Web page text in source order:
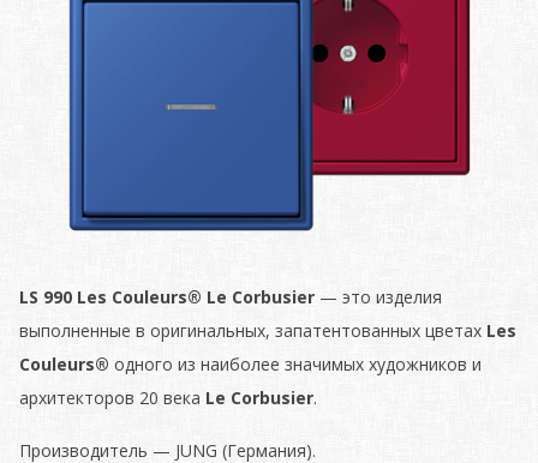
LS 990 Les Couleurs® Le Corbusier — это изделия
выполненные в оригинальных, запатентованных цветах Les
Couleurs® одного из наиболее значимых художников и
архитекторов 20 века Le Corbusier.
Производитель — JUNG (Германия).